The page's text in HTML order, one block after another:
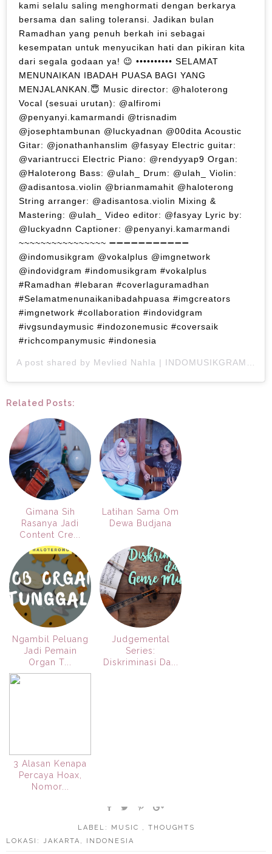
kami selalu saling menghormati dengan berkarya
bersama dan saling toleransi. Jadikan bulan
Ramadhan yang penuh berkah ini sebagai
kesempatan untuk menyucikan hati dan pikiran kita
dari segala godaan ya! 😉 •••••••••• SELAMAT
MENUNAIKAN IBADAH PUASA BAGI YANG
MENJALANKAN.😇 Music director: @haloterong
Vocal (sesuai urutan): @alfiromi
@penyanyi.kamarmandi @trisnadim
@josephtambunan @luckyadnan @00dita Acoustic
Gitar: @jonathanhanslim @fasyay Electric guitar:
@variantrucci Electric Piano: @rendyyap9 Organ:
@Haloterong Bass: @ulah_ Drum: @ulah_ Violin:
@adisantosa.violin @brianmamahit @haloterong
String arranger: @adisantosa.violin Mixing &
Mastering: @ulah_ Video editor: @fasyay Lyric by:
@luckyadnn Captioner: @penyanyi.kamarmandi
~~~~~~~~~~~~~~~~ ➖➖➖➖➖➖➖➖➖➖➖
@indomusikgram @vokalplus @imgnetwork
@indovidgram #indomusikgram #vokalplus
#Ramadhan #lebaran #coverlaguramadhan
#Selamatmenunaikanibadahpuasa #imgcreators
#imgnetwork #collaboration #indovidgram
#ivgsundaymusic #indozonemusic #coversaik
#richcompanymusic #indonesia
A post shared by Mevlied Nahla | INDOMUSIKGRAM
Related Posts:
Gimana Sih
Rasanya Jadi
Content Cre...
Latihan Sama Om
Dewa Budjana
Ngambil Peluang
Jadi Pemain
Organ T...
Judgemental
Series:
Diskriminasi Da...
3 Alasan Kenapa
Percaya Hoax,
Nomor...
LABEL: MUSIC , THOUGHTS
LOKASI: JAKARTA, INDONESIA